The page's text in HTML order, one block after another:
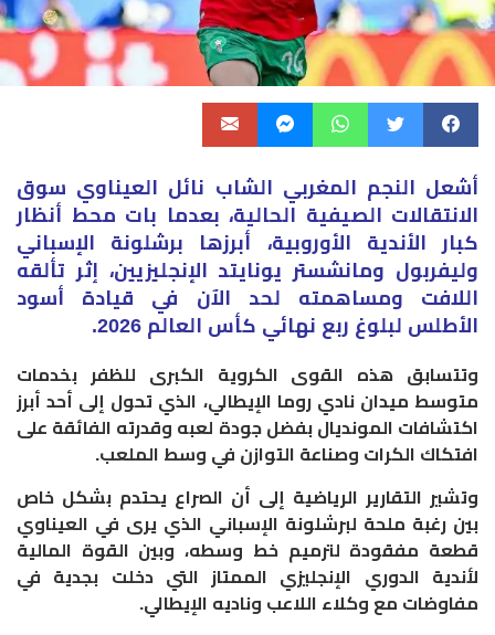
أشعل النجم المغربي الشاب نائل العيناوي سوق
الانتقالات الصيفية الحالية، بعدما بات محط أنظار
كبار الأندية الأوروبية، أبرزها برشلونة الإسباني
وليفربول ومانشستر يونايتد الإنجليزيين، إثر تألقه
اللافت ومساهمته لحد الآن في قيادة أسود
الأطلس لبلوغ ربع نهائي كأس العالم 2026.
وتتسابق هذه القوى الكروية الكبرى للظفر بخدمات
متوسط ميدان نادي روما الإيطالي، الذي تحول إلى أحد أبرز
اكتشافات المونديال بفضل جودة لعبه وقدرته الفائقة على
افتكاك الكرات وصناعة التوازن في وسط الملعب.
وتشير التقارير الرياضية إلى أن الصراع يحتدم بشكل خاص
بين رغبة ملحة لبرشلونة الإسباني الذي يرى في العيناوي
قطعة مفقودة لترميم خط وسطه، وبين القوة المالية
لأندية الدوري الإنجليزي الممتاز التي دخلت بجدية في
مفاوضات مع وكلاء اللاعب وناديه الإيطالي.